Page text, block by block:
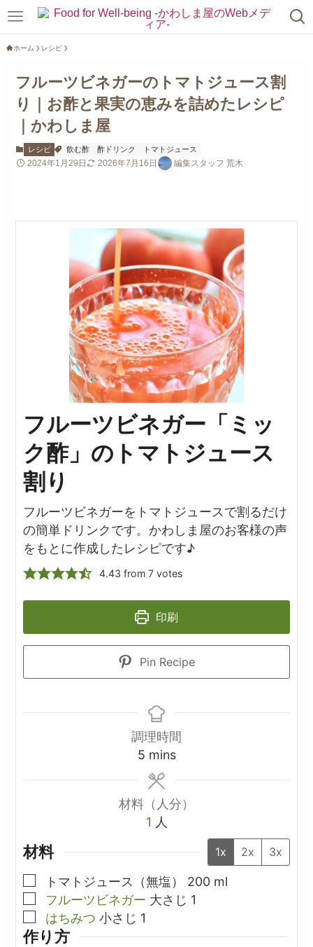
ホーム レシピ
フルーツビネガーのトマトジュース割
り｜お酢と果実の恵みを詰めたレシピ
｜かわしま屋
レシピ 飲む酢 酢ドリンク トマトジュース
2024年1月29日 2026年7月16日 編集スタッフ 荒木
フルーツビネガー「ミッ
ク酢」のトマトジュース
割り
フルーツビネガーをトマトジュースで割るだけ
の簡単ドリンクです。かわしま屋のお客様の声
をもとに作成したレシピです♪
4.43 from 7votes
印刷
Pin Recipe
調理時間
5minutes
mins
材料（人分）
1 人
材料 1x 2x 3x
▢トマトジュース（無塩） 200 ml
▢
フルーツビネガー 大さじ 1
▢
はちみつ 小さじ 1
作り方